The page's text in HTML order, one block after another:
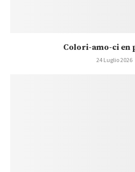
Colori-amo-ci en
24 Luglio 2026